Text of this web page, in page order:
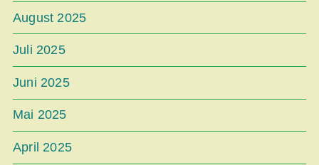
August 2025
Juli 2025
Juni 2025
Mai 2025
April 2025